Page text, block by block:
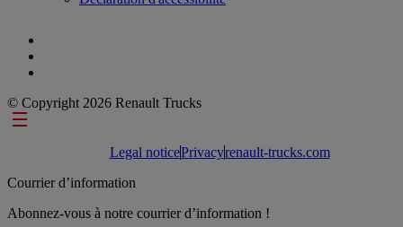
© Copyright 2026 Renault Trucks
Footer links
Legal noticePrivacyrenault-trucks.com
Courrier d’information
Abonnez-vous à notre courrier d’information !